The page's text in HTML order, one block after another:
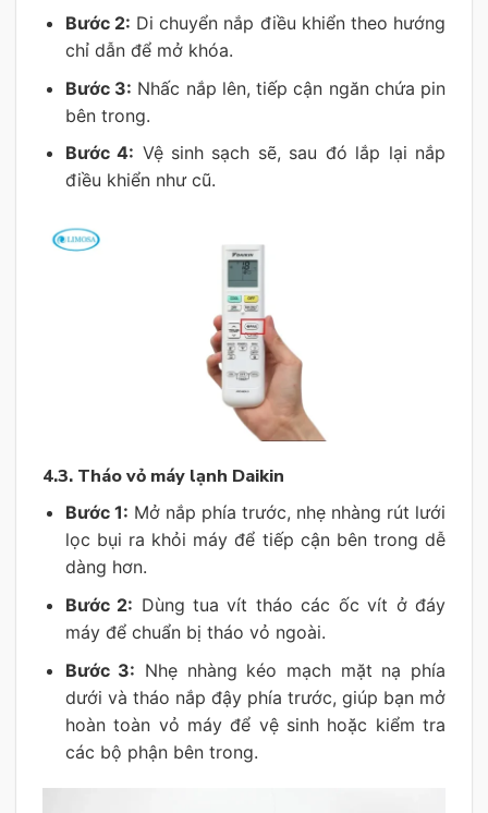
Bước 2: Di chuyển nắp điều khiển theo hướng
chỉ dẫn để mở khóa.
Bước 3: Nhấc nắp lên, tiếp cận ngăn chứa pin
bên trong.
Bước 4: Vệ sinh sạch sẽ, sau đó lắp lại nắp
điều khiển như cũ.
4.3. Tháo vỏ máy lạnh Daikin
Bước 1: Mở nắp phía trước, nhẹ nhàng rút lưới
lọc bụi ra khỏi máy để tiếp cận bên trong dễ
dàng hơn.
Bước 2: Dùng tua vít tháo các ốc vít ở đáy
máy để chuẩn bị tháo vỏ ngoài.
Bước 3: Nhẹ nhàng kéo mạch mặt nạ phía
dưới và tháo nắp đậy phía trước, giúp bạn mở
hoàn toàn vỏ máy để vệ sinh hoặc kiểm tra
các bộ phận bên trong.